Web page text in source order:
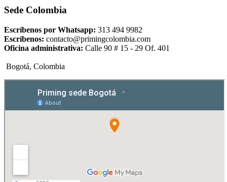
Sede Colombia
Escríbenos por Whatsapp: 313 494 9982
Escríbenos: contacto@primingcolombia.com
Oficina administrativa: Calle 90 # 15 - 29 Of. 401
Bogotá, Colombia